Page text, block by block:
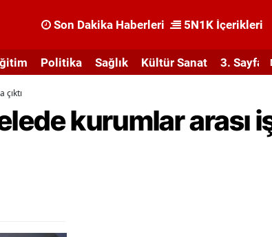
Son Dakika Haberleri 5N1K İçerikleri
Politika Sağlık Kültür Sanat 3. Sayfa
kurumlar arası